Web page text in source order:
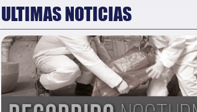
ULTIMAS NOTICIAS